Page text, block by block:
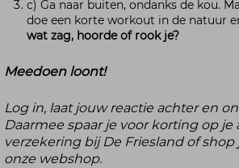
c) Ga naar buiten, ondanks de kou.
doe een korte workout in de natuur
wat zag, hoorde of rook je?
Meedoen loont!
Log in, laat jouw reactie achter en
Daarmee spaar je voor korting op je
verzekering bij De Friesland of shop
onze webshop.